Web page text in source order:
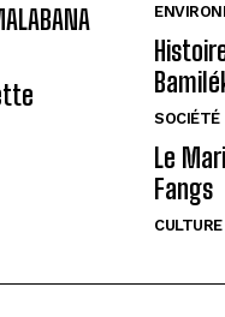
SOCIÉTÉ
Le
Fangs
CULTURE